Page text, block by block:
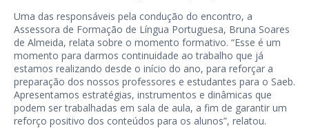
Uma das responsáveis pela condução do encontro, a
Assessora de Formação de Língua Portuguesa, Bruna Soares
de Almeida, relata sobre o momento formativo. “Esse é um
momento para darmos continuidade ao trabalho que já
estamos realizando desde o início do ano, para reforçar a
preparação dos nossos professores e estudantes para o Saeb.
Apresentamos estratégias, instrumentos e dinâmicas que
podem ser trabalhadas em sala de aula, a fim de garantir um
reforço positivo dos conteúdos para os alunos”, relatou.